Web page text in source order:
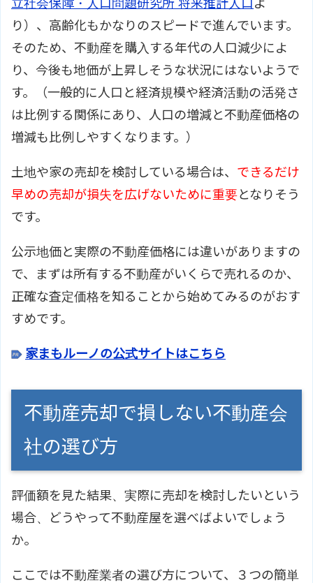
立社会保障・人口問題研究所 将来推計人口よ
り）、高齢化もかなりのスピードで進んでいます。
そのため、不動産を購入する年代の人口減少によ
り、今後も地価が上昇しそうな状況にはないようで
す。（一般的に人口と経済規模や経済活動の活発さ
は比例する関係にあり、人口の増減と不動産価格の
増減も比例しやすくなります。）
土地や家の売却を検討している場合は、 できるだけ
早めの売却が損失を広げないために重要となりそう
です。
公示地価と実際の不動産価格には違いがありますの
で、まずは所有する不動産がいくらで売れるのか、
正確な査定価格を知ることから始めてみるのがおす
すめです。
家まもルーノの公式サイトはこちら
不動産売却で損しない不動産会
社の選び方
評価額を見た結果、実際に売却を検討したいという
場合、どうやって不動産屋を選べばよいでしょう
か。
ここでは不動産業者の選び方について、３つの簡単